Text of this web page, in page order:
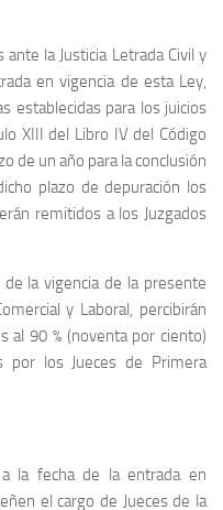
la Justicia Letrada Civil y
en vigencia de esta Ley,
establecidas para los juicios
XIII del Libro IV del Código
de un año para la conclusión
plazo de depuración los
remitidos a los Juzgados
la vigencia de la presente
y Laboral, percibirán
al 90 % (noventa por ciento)
por los Jueces de Primera
la fecha de la entrada en
el cargo de Jueces de la